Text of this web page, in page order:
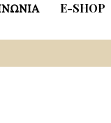
E-SHOP